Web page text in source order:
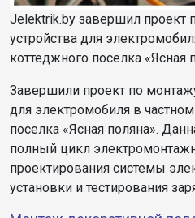
Jelektrik.by завершил проект
устройства для
коттеджного поселка «Ясная
Завершили проект по
для электромобиля в
поселка «Ясная поляна».
полный цикл
проектирования системы
установки и тестирования